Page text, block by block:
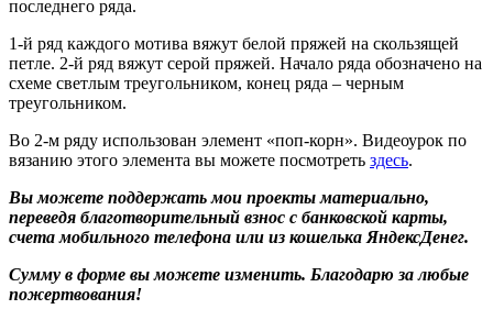
последнего ряда.
1-й ряд каждого мотива вяжут белой пряжей на скользящей
петле. 2-й ряд вяжут серой пряжей. Начало ряда обозначено на
схеме светлым треугольником, конец ряда – черным
треугольником.
Во 2-м ряду использован элемент «поп-корн». Видеоурок по
вязанию этого элемента вы можете посмотреть здесь.
Вы можете поддержать мои проекты материально,
переведя благотворительный взнос с банковской карты,
счета мобильного телефона или из кошелька ЯндексДенег.
Сумму в форме вы можете изменить. Благодарю за любые
пожертвования!